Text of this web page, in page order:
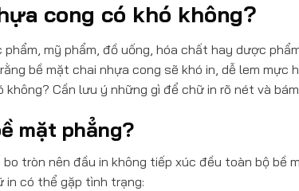
cong có khó không?
mỹ phẩm, đồ uống, hóa chất hay dược
bề mặt chai nhựa cong sẽ khó in, dễ lem mực
Cần lưu ý những gì để chữ in rõ nét và
mặt phẳng?
tròn nên đầu in không tiếp xúc đều toàn bộ bề
in có thể gặp tình trạng: